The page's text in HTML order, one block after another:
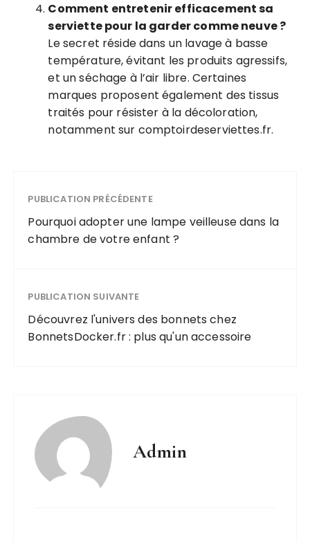
Comment entretenir efficacement sa
serviette pour la garder comme neuve ?
Le secret réside dans un lavage à basse
température, évitant les produits agressifs,
et un séchage à l’air libre. Certaines
marques proposent également des tissus
traités pour résister à la décoloration,
notamment sur comptoirdeserviettes.fr.
PUBLICATION PRÉCÉDENTE
Pourquoi adopter une lampe veilleuse dans la
chambre de votre enfant ?
PUBLICATION SUIVANTE
Découvrez l'univers des bonnets chez
BonnetsDocker.fr : plus qu'un accessoire
Admin